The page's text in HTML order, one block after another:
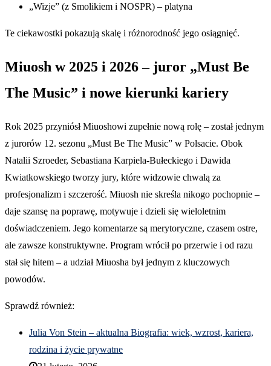
„Wizje” (z Smolikiem i NOSPR) – platyna
Te ciekawostki pokazują skalę i różnorodność jego osiągnięć.
Miuosh w 2025 i 2026 – juror „Must Be
The Music” i nowe kierunki kariery
Rok 2025 przyniósł Miuoshowi zupełnie nową rolę – został jednym
z jurorów 12. sezonu „Must Be The Music” w Polsacie. Obok
Natalii Szroeder, Sebastiana Karpiela-Bułeckiego i Dawida
Kwiatkowskiego tworzy jury, które widzowie chwalą za
profesjonalizm i szczerość. Miuosh nie skreśla nikogo pochopnie –
daje szansę na poprawę, motywuje i dzieli się wieloletnim
doświadczeniem. Jego komentarze są merytoryczne, czasem ostre,
ale zawsze konstruktywne. Program wrócił po przerwie i od razu
stał się hitem – a udział Miuosha był jednym z kluczowych
powodów.
Sprawdź również:
Julia Von Stein – aktualna Biografia: wiek, wzrost, kariera,
rodzina i życie prywatne